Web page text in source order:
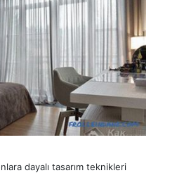
dayalı tasarım teknikleri